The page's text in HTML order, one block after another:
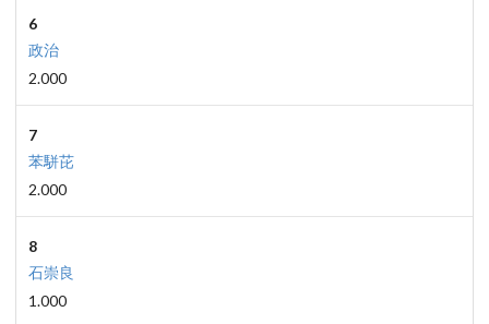
6
政治
2.000
7
苯駢芘
2.000
8
石崇良
1.000